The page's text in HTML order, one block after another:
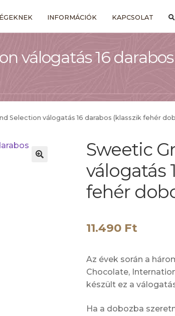
INFORMÁCIÓK KAPCSOLAT
válogatás 16
Selection válogatás 16 darabos (klasszik fehér
Sweetic
válogatás
fehér
11.490 Ft
Az évek során a
Chocolate,
készült ez a
Ha a dobozba